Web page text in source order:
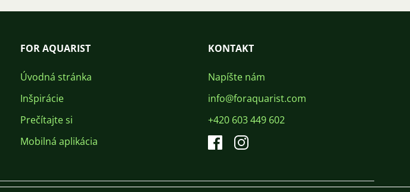
FOR AQUARIST
Úvodná stránka
Inšpirácie
Prečítajte si
Mobilná aplikácia
KONTAKT
Napíšte nám
info@foraquarist.com
+420 603 449 602